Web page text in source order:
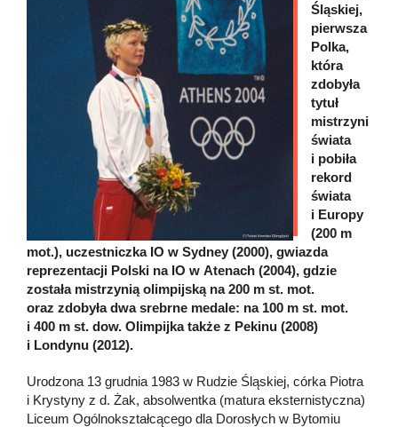
Śląskiej,
pierwsza
Polka,
która
zdobyła
tytuł
mistrzyni
świata
i pobiła
rekord
świata
i Europy
(200 m
mot.), uczestniczka IO w Sydney (2000), gwiazda
reprezentacji Polski na IO w Atenach (2004), gdzie
została mistrzynią olimpijską na 200 m st. mot.
oraz zdobyła dwa srebrne medale: na 100 m st. mot.
i 400 m st. dow. Olimpijka także z Pekinu (2008)
i Londynu (2012).
Urodzona 13 grudnia 1983 w Rudzie Śląskiej, córka Piotra
i Krystyny z d. Żak, absolwentka (matura eksternistyczna)
Liceum Ogólnokształcącego dla Dorosłych w Bytomiu